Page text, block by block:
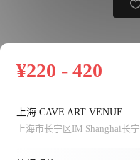
¥220 - 420
上海 CAVE ART VENUE
上海市长宁区IM Shanghai长